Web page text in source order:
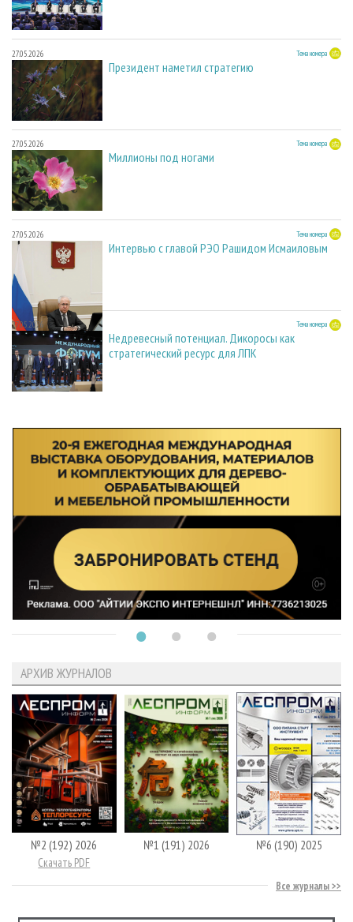
27.05.2026 Тема номера
Президент наметил стратегию
27.05.2026 Тема номера
Миллионы под ногами
27.05.2026 Тема номера
Интервью с главой РЭО Рашидом Исмаиловым
27.05.2026 Тема номера
Недревесный потенциал. Дикоросы как
стратегический ресурс для ЛПК
АРХИВ ЖУРНАЛОВ
№2 (192) 2026
Скачать PDF
№1 (191) 2026 №6 (190) 2025
Все журналы